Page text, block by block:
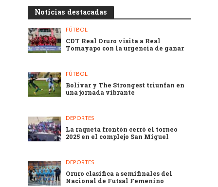
Noticias destacadas
FÚTBOL
CDT Real Oruro visita a Real
Tomayapo con la urgencia de ganar
FÚTBOL
Bolívar y The Strongest triunfan en
una jornada vibrante
DEPORTES
La raqueta frontón cerró el torneo
2025 en el complejo San Miguel
DEPORTES
Oruro clasifica a semifinales del
Nacional de Futsal Femenino